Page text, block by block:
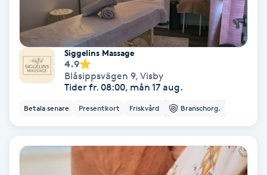
Hudföryngring
Huduppstramning
Hudvård
Hyaluronsyra
Siggelins Massage
4.9
Blåsippsvägen 9, Visby
Tider fr. 08:00, mån 17 aug.
Betala senare Presentkort Friskvård Branschorg.